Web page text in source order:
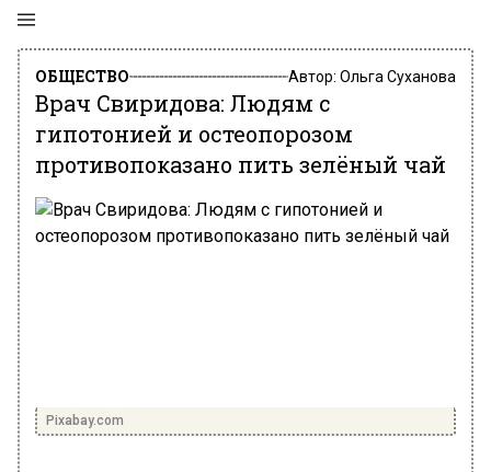
ОБЩЕСТВО Автор: Ольга Суханова
Врач Свиридова: Людям с
гипотонией и остеопорозом
противопоказано пить зелёный чай
Pixabay.com